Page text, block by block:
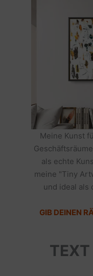
Meine Kunst
als echte
meine "Tiny
und ideal als
GIB DEINEN